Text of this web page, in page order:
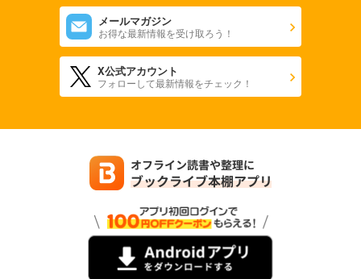
メールマガジン
お得な最新情報を受け取ろう！
X公式アカウント
フォローして最新情報をチェック！